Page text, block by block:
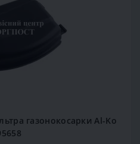
газонокосарки Al-Ko